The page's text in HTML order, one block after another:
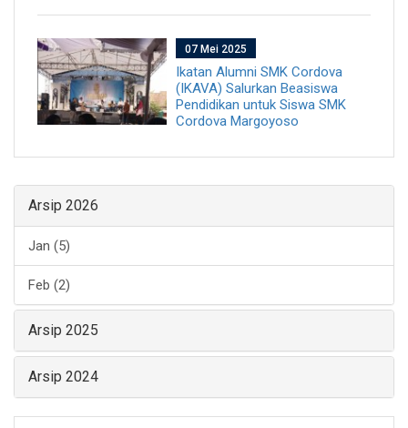
07 Mei 2025
Ikatan Alumni SMK Cordova
(IKAVA) Salurkan Beasiswa
Pendidikan untuk Siswa SMK
Cordova Margoyoso
Arsip 2026
Jan (5)
Feb (2)
Arsip 2025
Arsip 2024